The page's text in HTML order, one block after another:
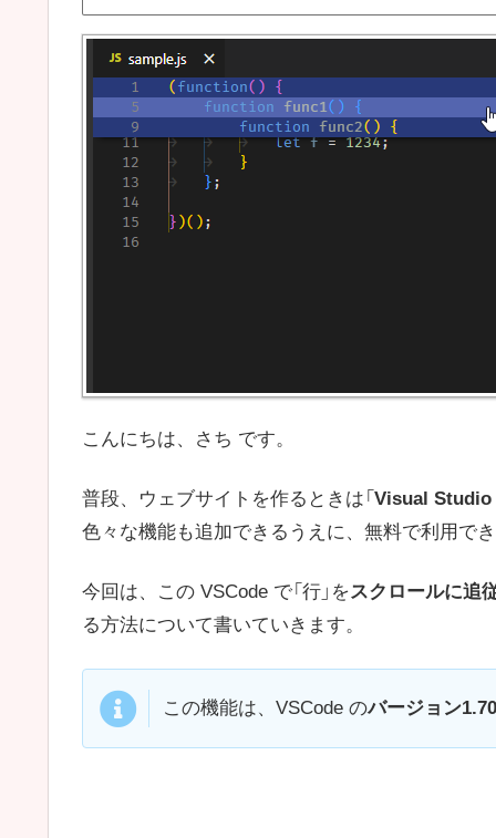
こんにちは、さち です。
普段、ウェブサイトを作るときは「 Visual Studio
色々な機能も追加できるうえに、無料で利用で
今回は、この VSCode で「行」をスクロールに追
る方法について書いていきます。
この機能は、VSCode のバージョン1.70